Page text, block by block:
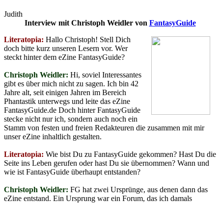
Judith
Interview mit Christoph Weidler von FantasyGuide
Literatopia: Hallo Christoph! Stell Dich
doch bitte kurz unseren Lesern vor. Wer
steckt hinter dem eZine FantasyGuide?
Christoph Weidler: Hi, soviel Interessantes
gibt es über mich nicht zu sagen. Ich bin 42
Jahre alt, seit einigen Jahren im Bereich
Phantastik unterwegs und leite das eZine
FantasyGuide.de Doch hinter FantasyGuide
stecke nicht nur ich, sondern auch noch ein
Stamm von festen und freien Redakteuren die zusammen mit mir
unser eZine inhaltlich gestalten.
Literatopia: Wie bist Du zu FantasyGuide gekommen? Hast Du die
Seite ins Leben gerufen oder hast Du sie übernommen? Wann und
wie ist FantasyGuide überhaupt entstanden?
Christoph Weidler: FG hat zwei Ursprünge, aus denen dann das
eZine entstand. Ein Ursprung war ein Forum, das ich damals